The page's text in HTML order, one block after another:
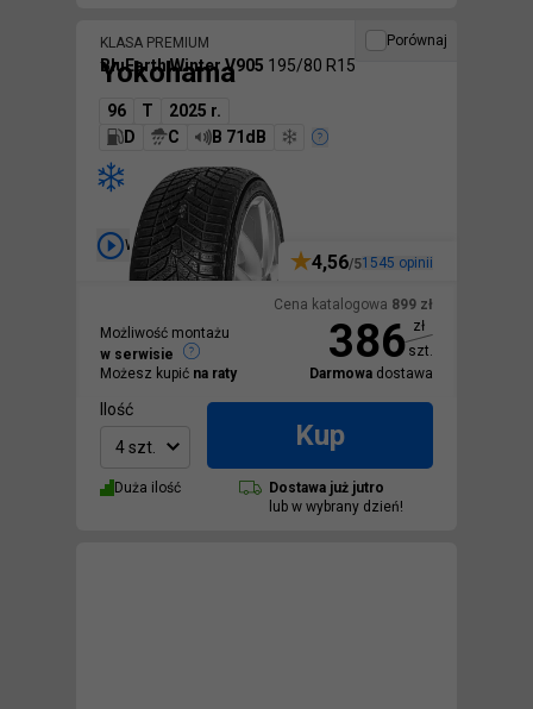
Porównaj
Wideo
KLASA PREMIUM
Yokohama
BluEarth Winter V905 195/80 R15
96 T
2025 r.
D
C B 71dB
Cena katalogowa 899 zł
386 zł
szt.
Darmowa dostawa
4,56/51545 opinii
Możliwość montażu
w serwisie
Możesz kupić na raty
Ilość
4 szt.
Kup
Duża ilość Dostawa już jutro
lub w wybrany dzień!